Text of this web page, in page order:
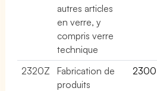
autres articles
en verre, y
compris verre
technique
2320Z
Fabrication de
produits
2300